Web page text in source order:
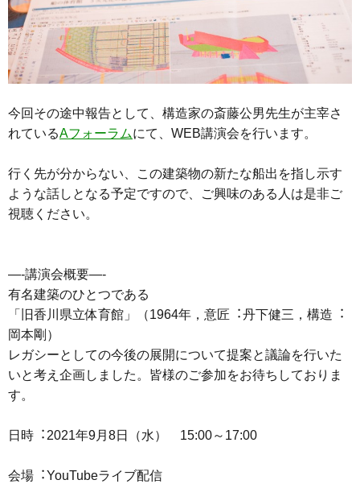
今回その途中報告として、構造家の斎藤公男先生が主宰さ
れているAフォーラムにて、WEB講演会を行います。
行く先が分からない、この建築物の新たな船出を指し示す
ような話しとなる予定ですので、ご興味のある人は是非ご
視聴ください。
—-講演会概要—-
有名建築のひとつである
「旧香川県立体育館」（1964年，意匠︓丹下健三，構造︓
岡本剛）
レガシーとしての今後の展開について提案と議論を行いた
いと考え企画しました。皆様のご参加をお待ちしておりま
す。
日時︓2021年9月8日（水） 15:00～17:00
会場︓YouTubeライブ配信